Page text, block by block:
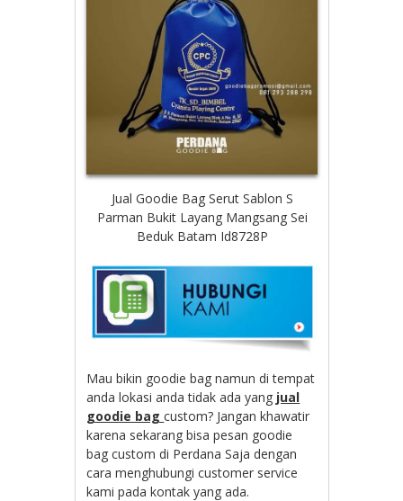
Jual Goodie Bag Serut Sablon S
Parman Bukit Layang Mangsang Sei
Beduk Batam Id8728P
Mau bikin goodie bag namun di tempat
anda lokasi anda tidak ada yang jual
goodie bagcustom? Jangan khawatir
karena sekarang bisa pesan goodie
bag custom di Perdana Saja dengan
cara menghubungi customer service
kami pada kontak yang ada.